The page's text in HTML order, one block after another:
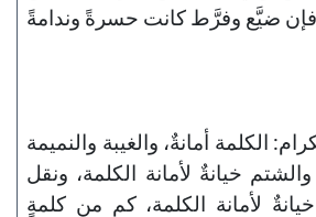
فإن ضيَّع وفرَّط كانت حسرةً وندامةً
الكلمة أمانةٌ، والغيبة والنميمة
خيانةٌ لأمانة الكلمة، ونقل
لأمانة الكلمة، كم من كلمةٍ